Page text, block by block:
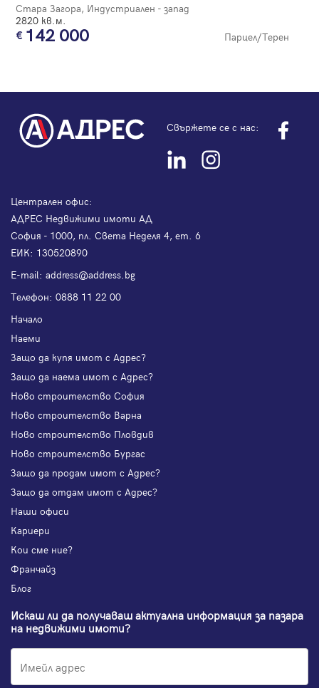
Стара Загора, Индустриален - запад
2820 кв.м.
142 000 Парцел/Терен
Свържете се с нас:
Централен офис:
АДРЕС Недвижими имоти АД
София - 1000, пл. Света Неделя 4, ет. 6
ЕИК: 130520890
Е-mail: address@address.bg
Телефон: 0888 11 22 00
Начало
Наеми
Защо да купя имот с Адрес?
Защо да наема имот с Адрес?
Ново строителство София
Ново строителство Варна
Ново строителство Пловдив
Ново строителство Бургас
Защо да продам имот с Адрес?
Защо да отдам имот с Адрес?
Наши офиси
Кариери
Кои сме ние?
Франчайз
Блог
Искаш ли да получаваш актуална информация за пазара
на недвижими имоти?